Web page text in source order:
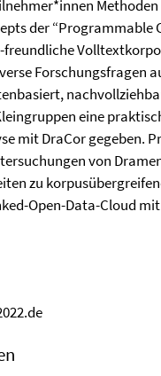
der
Forschungsfragen
eine
mit DraCor gegeben.
von
zu
Open-Data-Cloud mit